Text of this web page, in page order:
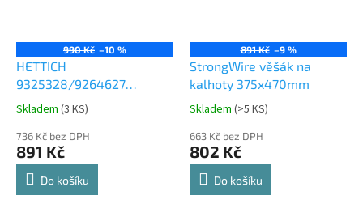
990 Kč –10 %
HETTICH
9325328/9264627
Comfort Spin 360° otočná
police 8kg
Průměrné
produktu
je
4,8
Skladem (3 KS)
736 Kč bez DPH
891 Kč
Do košíku
891 Kč –9 %
StrongWire věšák na
kalhoty 375x470mm
Průměrné
produktu
je
4,8
Skladem (>5 KS)
663 Kč bez DPH
802 Kč
Do košíku